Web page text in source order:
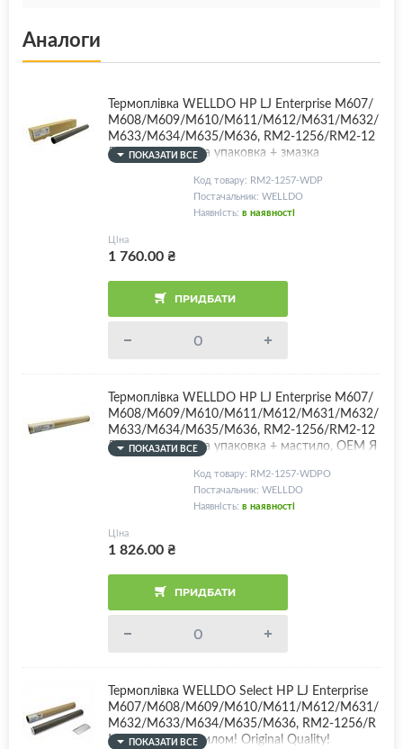
Аналоги
Термоплівка WELLDO HP LJ Enterprise M607/
M608/M609/M610/M611/M612/M631/M632/
M633/M634/M635/M636, RM2-1256/RM2-12
57, індивідуальна упаковка + змазка
ПОКАЗАТИ ВСЕ
Код товару: RM2-1257-WDP
Постачальник: WELLDO
Наявність: в наявності
Ціна
1 760.00₴
ПРИДБАТИ
Термоплівка WELLDO HP LJ Enterprise M607/
M608/M609/M610/M611/M612/M631/M632/
M633/M634/M635/M636, RM2-1256/RM2-12
57, індивідуальна упаковка + мастило, OEM Я
кість! HP certificated
ПОКАЗАТИ ВСЕ
Код товару: RM2-1257-WDPO
Постачальник: WELLDO
Наявність: в наявності
Ціна
1 826.00₴
ПРИДБАТИ
Термоплівка WELLDO Select HP LJ Enterprise
M607/M608/M609/M610/M611/M612/M631/
M632/M633/M634/M635/M636, RM2-1256/R
M2-1257, з мастилом! Original Quality!
ПОКАЗАТИ ВСЕ